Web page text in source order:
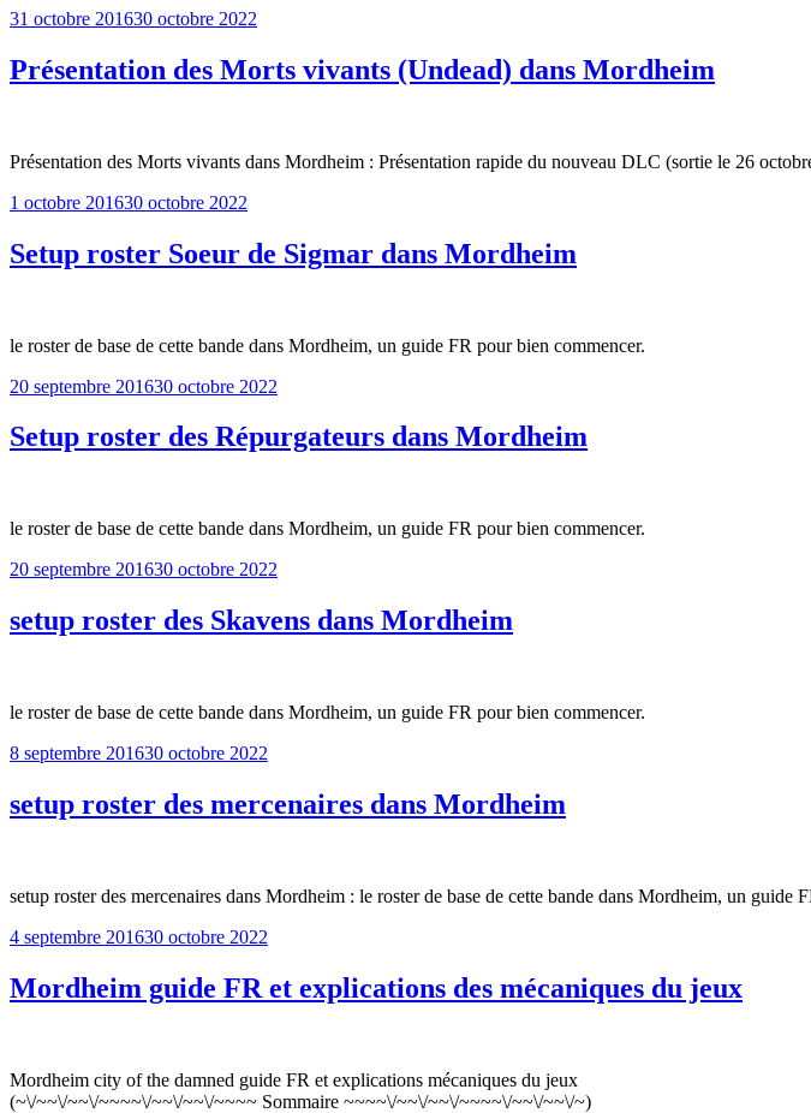
Publié
31 octobre 201630 octobre 2022
Présentation des Morts vivants (Undead) dans Mordheim
Présentation des Morts vivants dans Mordheim : Présentation rapide du nouveau DLC (sortie le 26
Publié
1 octobre 201630 octobre 2022
Setup roster Soeur de Sigmar dans Mordheim
le roster de base de cette bande dans Mordheim, un guide FR pour bien commencer.
Publié
20 septembre 201630 octobre 2022
Setup roster des Répurgateurs dans Mordheim
le roster de base de cette bande dans Mordheim, un guide FR pour bien commencer.
Publié
20 septembre 201630 octobre 2022
setup roster des Skavens dans Mordheim
le roster de base de cette bande dans Mordheim, un guide FR pour bien commencer.
Publié
8 septembre 201630 octobre 2022
setup roster des mercenaires dans Mordheim
setup roster des mercenaires dans Mordheim : le roster de base de cette bande dans Mordheim, un guide
Publié
4 septembre 201630 octobre 2022
Mordheim guide FR et explications des mécaniques du jeux
Mordheim city of the damned guide FR et explications mécaniques du jeux
(~\/~~\/~~\/~~~~\/~~\/~~\/~~~~ Sommaire ~~~~\/~~\/~~\/~~~~\/~~\/~~\/~)